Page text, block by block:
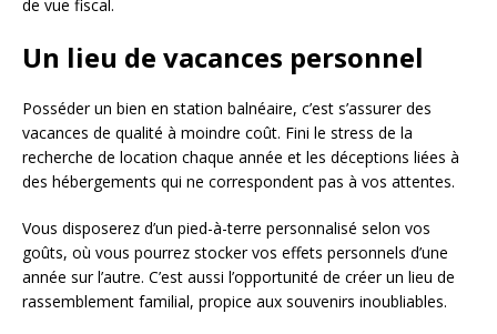
de vue fiscal.
Un lieu de vacances personnel
Posséder un bien en station balnéaire, c’est s’assurer des
vacances de qualité à moindre coût. Fini le stress de la
recherche de location chaque année et les déceptions liées à
des hébergements qui ne correspondent pas à vos attentes.
Vous disposerez d’un pied-à-terre personnalisé selon vos
goûts, où vous pourrez stocker vos effets personnels d’une
année sur l’autre. C’est aussi l’opportunité de créer un lieu de
rassemblement familial, propice aux souvenirs inoubliables.